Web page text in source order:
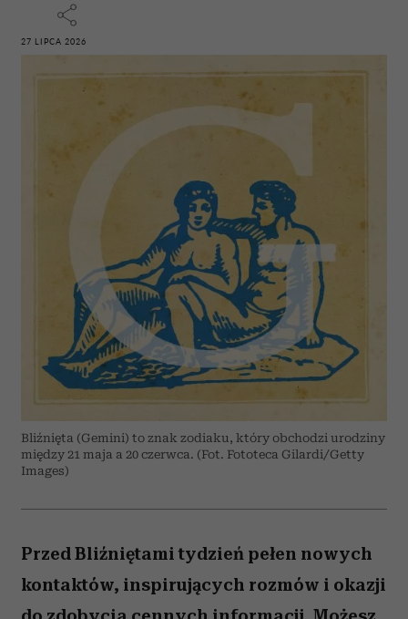
27 LIPCA 2026
Bliźnięta (Gemini) to znak zodiaku, który obchodzi urodziny
między 21 maja a 20 czerwca. (Fot. Fototeca Gilardi/Getty
Images)
Przed Bliźniętami tydzień pełen nowych
kontaktów, inspirujących rozmów i okazji